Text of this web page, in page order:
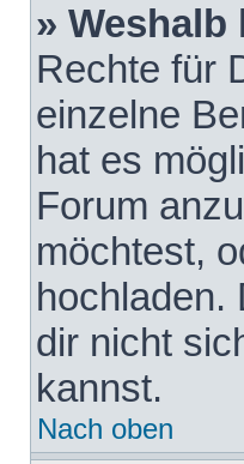
»
Rechte für
einzelne
hat es
Forum
möchtest,
hochladen.
dir nicht
kannst.
Nach oben